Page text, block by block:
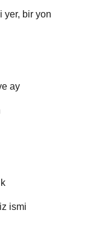
yer, bir yon
ay
ismi